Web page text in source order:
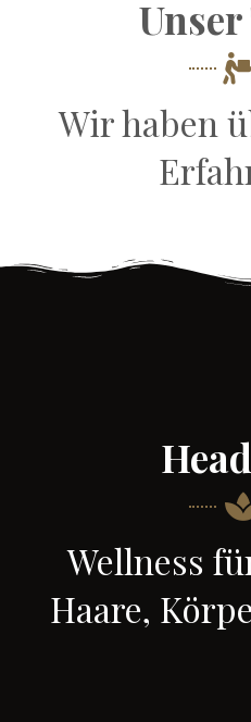
Wir haben
Wellness
Haare,